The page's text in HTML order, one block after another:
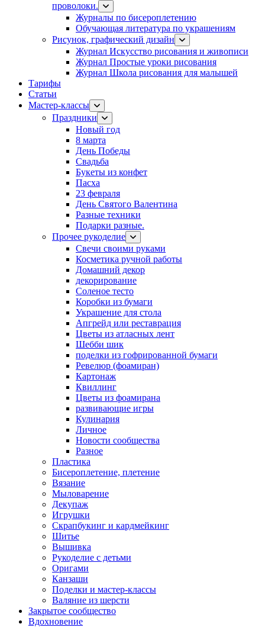
проволоки.
Журналы по бисероплетению
Обучающая литература по украшениям
Рисунок, графический дизайн
Журнал Искусство рисования и живописи
Журнал Простые уроки рисования
Журнал Школа рисования для малышей
Тарифы
Статьи
Мастер-классы
Праздники
Новый год
8 марта
День Победы
Свадьба
Букеты из конфет
Пасха
23 февраля
День Святого Валентина
Разные техники
Подарки разные.
Прочее рукоделие
Свечи своими руками
Косметика ручной работы
Домашний декор
декорирование
Соленое тесто
Коробки из бумаги
Украшение для стола
Апгрейд или реставрация
Цветы из атласных лент
Шебби шик
поделки из гофрированной бумаги
Ревелюр (фоамиран)
Картонаж
Квиллинг
Цветы из фоамирана
развивающие игры
Кулинария
Личное
Новости сообщества
Разное
Пластика
Бисероплетение, плетение
Вязание
Мыловарение
Декупаж
Игрушки
Скрапбукинг и кардмейкинг
Шитье
Вышивка
Рукоделие с детьми
Оригами
Канзаши
Поделки и мастер-классы
Валяние из шерсти
Закрытое сообщество
Вдохновение